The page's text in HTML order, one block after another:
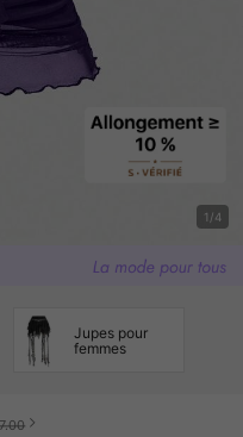
1/4
Jupes pour
femmes